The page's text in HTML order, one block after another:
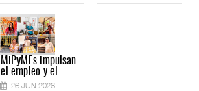
MiPyMEs impulsan
el empleo y el ...
26 JUN 2026